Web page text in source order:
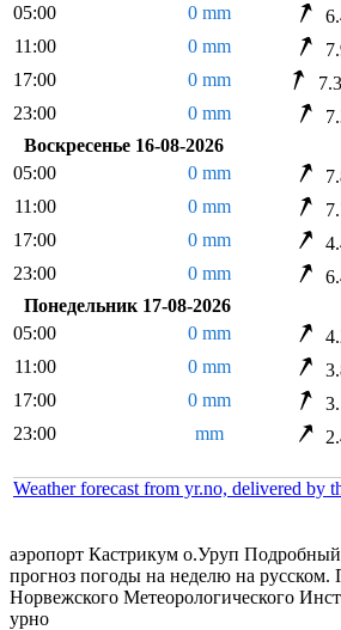
05:00
0 mm
11:00
0 mm
17:00
0 mm
23:00
0 mm
Воскресенье 16-08-2026
05:00
0 mm
11:00
0 mm
17:00
0 mm
23:00
0 mm
Понедельник 17-08-2026
05:00
0 mm
11:00
0 mm
17:00
0 mm
23:00
mm
Weather forecast from yr.no, delivered
аэропорт Кастрикум о.Уруп
прогноз погоды на неделю на
Норвежского Метеорологического
урно